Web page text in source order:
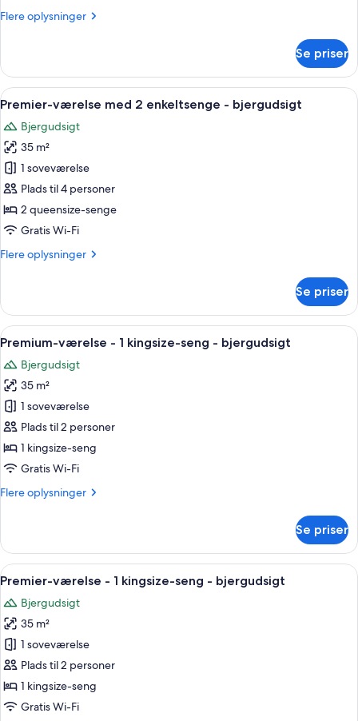
-Flere oplysninger
Flere
værelse
med
2
-
bjergudsigt
Se priser
Indlæs
alle
billeder
af
Premier-
værelse
med
2
-
Et hotelværelse med to senge, et
3
Premier-værelse med 2 enkeltsenge - bjergudsigt
Bjergudsigt
35 m²
1 soveværelse
Plads til 4 personer
2 queensize-senge
Gratis Wi-Fi
Flere oplysninger
Flere
værelse
med
2
-
bjergudsigt
Se priser
Indlæs
alle
billeder
af
Premium-
værelse
-
1
seng
Et hotelværelse med en stor seng,
3
Premium-værelse - 1 kingsize-seng - bjergudsigt
Bjergudsigt
35 m²
1 soveværelse
Plads til 2 personer
1 kingsize-seng
Gratis Wi-Fi
Flere oplysninger
Flere
værelse
1
seng
bjergudsigt
Se priser
Indlæs
alle
billeder
af
Premier-
værelse
-
1
Et moderne hotelværelse med en
3
Premier-værelse - 1 kingsize-seng - bjergudsigt
Bjergudsigt
35 m²
1 soveværelse
Plads til 2 personer
1 kingsize-seng
Gratis Wi-Fi